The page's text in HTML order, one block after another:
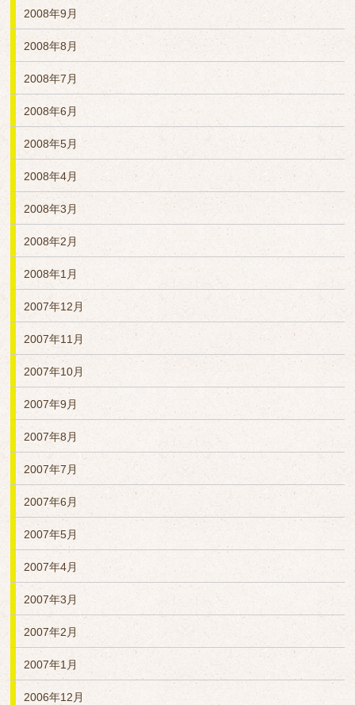
2008年9月
2008年8月
2008年7月
2008年6月
2008年5月
2008年4月
2008年3月
2008年2月
2008年1月
2007年12月
2007年11月
2007年10月
2007年9月
2007年8月
2007年7月
2007年6月
2007年5月
2007年4月
2007年3月
2007年2月
2007年1月
2006年12月